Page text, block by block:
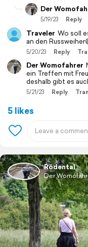
Der
5/19/23 Reply
Traveler Wo soll
an den
5/20/23 Reply
Der Womofahrer
ein Treffen mit
deshalb gibt es
5/21/23 Reply
5 likes
Rödental
Der